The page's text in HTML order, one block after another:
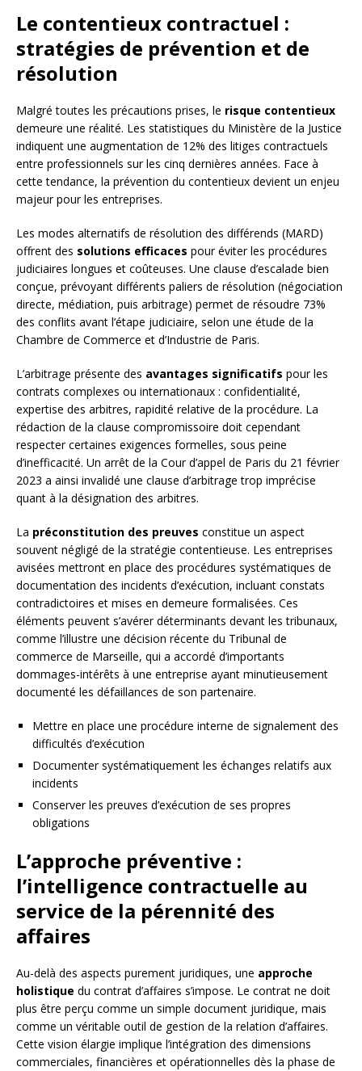
Le contentieux contractuel :
stratégies de prévention et de
résolution
Malgré toutes les précautions prises, le risque contentieux
demeure une réalité. Les statistiques du Ministère de la Justice
indiquent une augmentation de 12% des litiges contractuels
entre professionnels sur les cinq dernières années. Face à
cette tendance, la prévention du contentieux devient un enjeu
majeur pour les entreprises.
Les modes alternatifs de résolution des différends (MARD)
offrent des solutions efficaces pour éviter les procédures
judiciaires longues et coûteuses. Une clause d’escalade bien
conçue, prévoyant différents paliers de résolution (négociation
directe, médiation, puis arbitrage) permet de résoudre 73%
des conflits avant l’étape judiciaire, selon une étude de la
Chambre de Commerce et d’Industrie de Paris.
L’arbitrage présente des avantages significatifs pour les
contrats complexes ou internationaux : confidentialité,
expertise des arbitres, rapidité relative de la procédure. La
rédaction de la clause compromissoire doit cependant
respecter certaines exigences formelles, sous peine
d’inefficacité. Un arrêt de la Cour d’appel de Paris du 21 février
2023 a ainsi invalidé une clause d’arbitrage trop imprécise
quant à la désignation des arbitres.
La préconstitution des preuves constitue un aspect
souvent négligé de la stratégie contentieuse. Les entreprises
avisées mettront en place des procédures systématiques de
documentation des incidents d’exécution, incluant constats
contradictoires et mises en demeure formalisées. Ces
éléments peuvent s’avérer déterminants devant les tribunaux,
comme l’illustre une décision récente du Tribunal de
commerce de Marseille, qui a accordé d’importants
dommages-intérêts à une entreprise ayant minutieusement
documenté les défaillances de son partenaire.
Mettre en place une procédure interne de signalement des
difficultés d’exécution
Documenter systématiquement les échanges relatifs aux
incidents
Conserver les preuves d’exécution de ses propres
obligations
L’approche préventive :
l’intelligence contractuelle au
service de la pérennité des
affaires
Au-delà des aspects purement juridiques, une approche
holistique du contrat d’affaires s’impose. Le contrat ne doit
plus être perçu comme un simple document juridique, mais
comme un véritable outil de gestion de la relation d’affaires.
Cette vision élargie implique l’intégration des dimensions
commerciales, financières et opérationnelles dès la phase de